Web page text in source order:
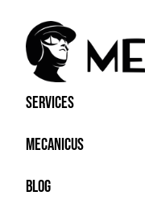
Services
ACHETER
VENDRE
SERVICES PREMIUM
Mecanicus
À PROPOS
HOUSE MECANICUS
Blog